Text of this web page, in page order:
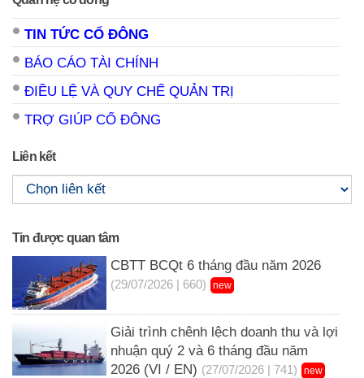
TIN TỨC CỔ ĐÔNG
BÁO CÁO TÀI CHÍNH
ĐIỀU LỆ VÀ QUY CHẾ QUẢN TRỊ
TRỢ GIÚP CỔ ĐÔNG
Liên kết
Tin được quan tâm
CBTT BCQt 6 tháng đầu năm 2026
(29/07/2026 | 660) new
Giải trình chênh lệch doanh thu và lợi
nhuận quý 2 và 6 tháng đầu năm
2026 (VI / EN) (27/07/2026 | 741) new